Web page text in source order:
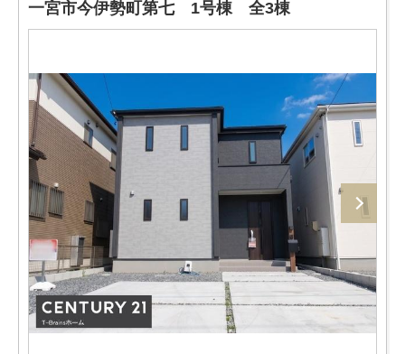
一宮市今伊勢町第七 1号棟 全3棟